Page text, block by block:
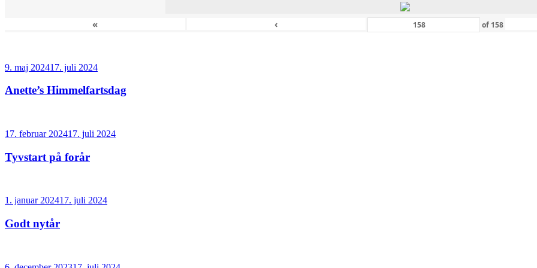
« ‹ of 158
Udgivet
9. maj 202417. juli 2024
Anette’s Himmelfartsdag
Udgivet
17. februar 202417. juli 2024
Tyvstart på forår
Udgivet
1. januar 202417. juli 2024
Godt nytår